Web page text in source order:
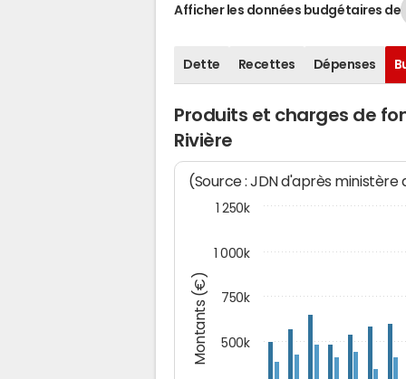
Afficher les données budgétaires de
Dette Recettes Dépenses
Produits et charges de
Rivière
Montants (€)
(Source : JDN d'après ministère
500k
750k
1 000k
1 250k